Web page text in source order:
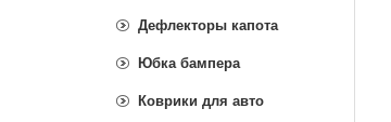
Дефлекторы капота
Юбка бампера
Коврики для авто